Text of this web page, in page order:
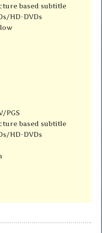
based subtitle
HD-DVDs
PGS
based subtitle
HD-DVDs